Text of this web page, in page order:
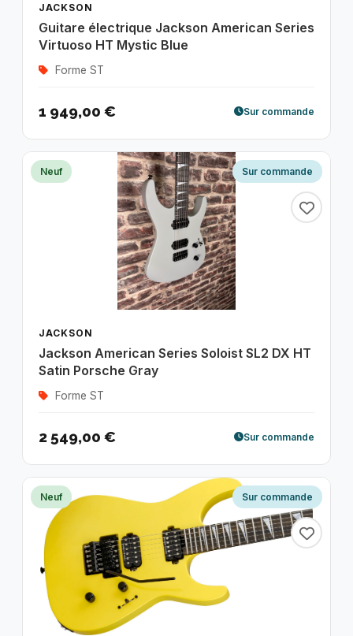
JACKSON
Guitare électrique Jackson American Series
Virtuoso HT Mystic Blue
Forme ST
1 949,00 € Sur commande
Neuf Sur commande
JACKSON
Jackson American Series Soloist SL2 DX HT
Satin Porsche Gray
Forme ST
2 549,00 € Sur commande
Neuf Sur commande